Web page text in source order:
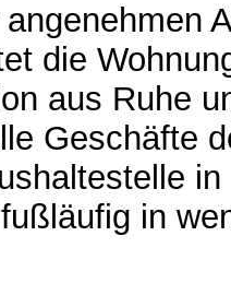
die
aus Ruhe
Geschäfte
in